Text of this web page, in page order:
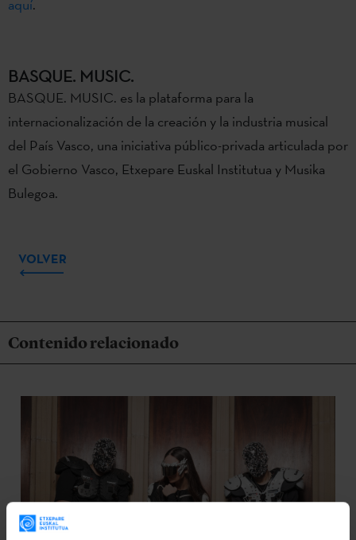
aquí.
BASQUE. MUSIC.
BASQUE. MUSIC. es la plataforma para la
internacionalización de la creación y la industria musical
del País Vasco, una iniciativa público-privada articulada por
el Gobierno Vasco, Etxepare Euskal Institutua y Musika
Bulegoa.
VOLVER
Contenido relacionado